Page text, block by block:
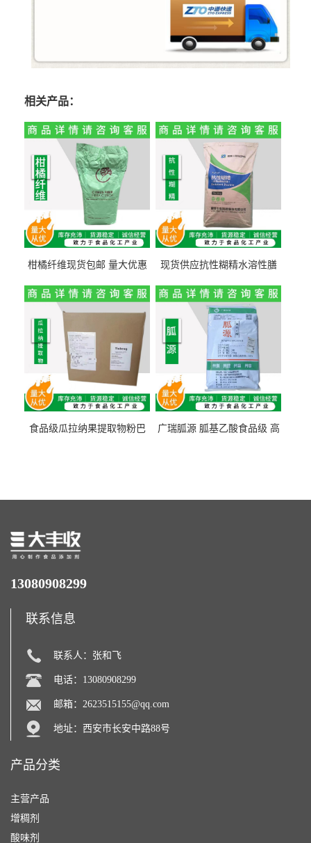
相关产品：
柑橘纤维现货包邮 量大优惠
现货供应抗性糊精水溶性膳
量1kg包邮
食品级瓜拉纳果提取物粉巴
广瑞胍源 胍基乙酸食品级 高
13080908299
联系信息
联系人：张和飞
电话：13080908299
邮箱： 2623515155@qq.com
地址：西安市长安中路88号
产品分类
主营产品
增稠剂
酸味剂